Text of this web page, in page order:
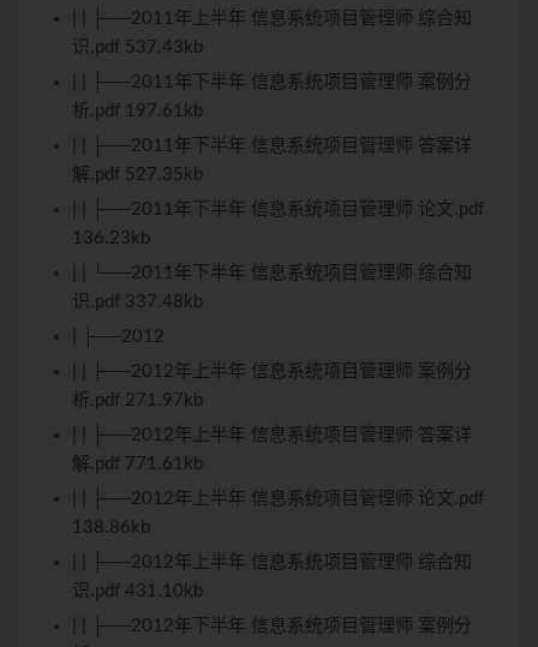
| | ├──2011年上半年 信息系统项目管理师 综合知
识.pdf 537.43kb
| | ├──2011年下半年 信息系统项目管理师 案例分
析.pdf 197.61kb
| | ├──2011年下半年 信息系统项目管理师 答案详
解.pdf 527.35kb
| | ├──2011年下半年 信息系统项目管理师 论文.pdf
136.23kb
| | └──2011年下半年 信息系统项目管理师 综合知
识.pdf 337.48kb
| ├──2012
| | ├──2012年上半年 信息系统项目管理师 案例分
析.pdf 271.97kb
| | ├──2012年上半年 信息系统项目管理师 答案详
解.pdf 771.61kb
| | ├──2012年上半年 信息系统项目管理师 论文.pdf
138.86kb
| | ├──2012年上半年 信息系统项目管理师 综合知
识.pdf 431.10kb
| | ├──2012年下半年 信息系统项目管理师 案例分